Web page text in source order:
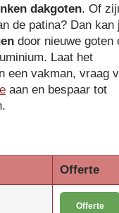
dakgoten. Of
de patina? Dan kan
door nieuwe goten
Laat het
een vakman, vraag
aan en bespaar tot
Offerte
Offerte